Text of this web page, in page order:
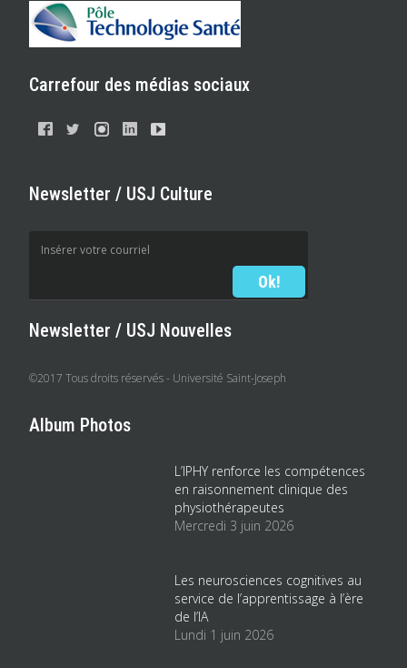
Carrefour des médias sociaux
Newsletter / USJ Culture
Newsletter / USJ Nouvelles
©2017 Tous droits réservés - Université Saint-Joseph
Album Photos
L’IPHY renforce les compétences
en raisonnement clinique des
physiothérapeutes
Mercredi 3 juin 2026
Les neurosciences cognitives au
service de l’apprentissage à l’ère
de l’IA
Lundi 1 juin 2026